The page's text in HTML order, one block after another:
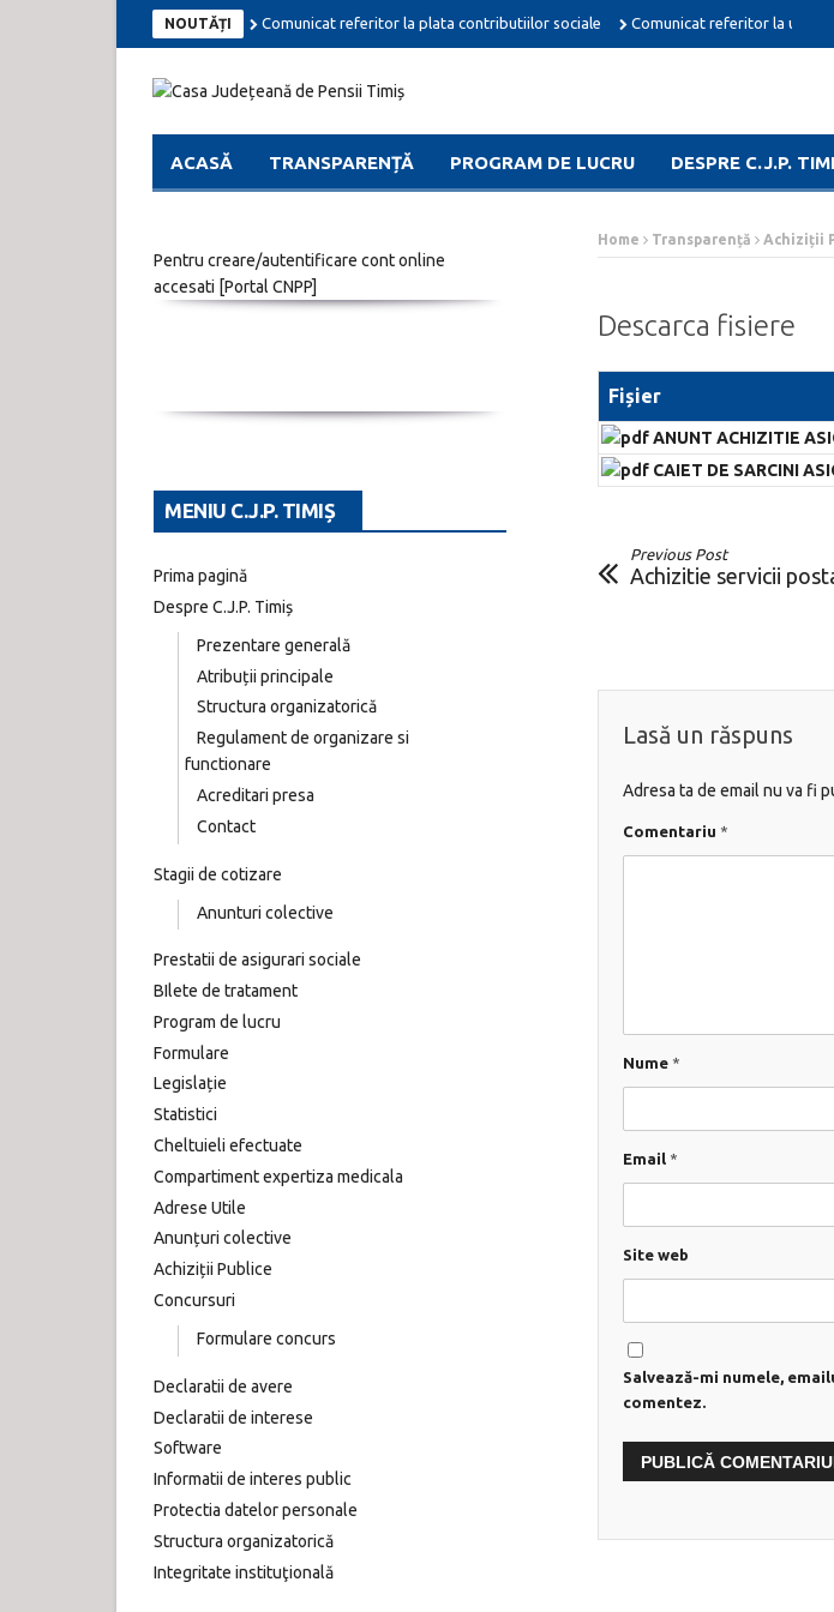
NOUTĂȚI Comunicat referitor la plata contributiilor sociale Comunicat referitor la unele
ACASĂ TRANSPARENȚĂ PROGRAM DE LUCRU DESPRE C.J.P.
Home Transparență Achiziții
Descarca fisiere
Fișier
ANUNT ACHIZITIE
CAIET DE SARCINI
Previous Post
Achizitie servicii
Lasă un răspuns
Adresa ta de email nu va fi
Comentariu *
Nume *
Email *
Site web
Salvează-mi numele,
comentez.
Pentru creare/autentificare cont online
accesati [Portal CNPP]
MENIU C.J.P. TIMIȘ
Prima pagină
Despre C.J.P. Timiș
Prezentare generală
Atribuții principale
Structura organizatorică
Regulament de organizare si
functionare
Acreditari presa
Contact
Stagii de cotizare
Anunturi colective
Prestatii de asigurari sociale
BIlete de tratament
Program de lucru
Formulare
Legislație
Statistici
Cheltuieli efectuate
Compartiment expertiza medicala
Adrese Utile
Anunțuri colective
Achiziții Publice
Concursuri
Formulare concurs
Declaratii de avere
Declaratii de interese
Software
Informatii de interes public
Protectia datelor personale
Structura organizatorică
Integritate instituţională